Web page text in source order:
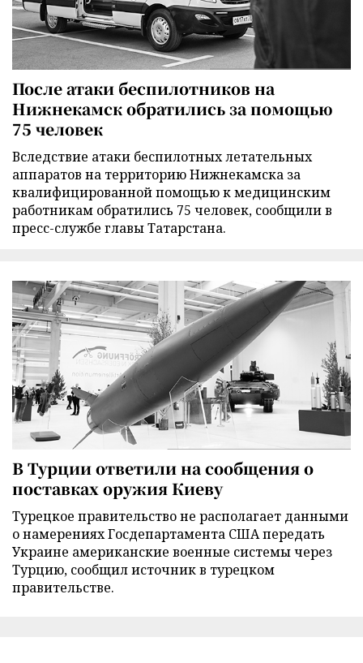
После атаки беспилотников на
Нижнекамск обратились за помощью
75 человек
Вследствие атаки беспилотных летательных
аппаратов на территорию Нижнекамска за
квалифицированной помощью к медицинским
работникам обратились 75 человек, сообщили в
пресс-службе главы Татарстана.
В Турции ответили на сообщения о
поставках оружия Киеву
Турецкое правительство не располагает данными
о намерениях Госдепартамента США передать
Украине американские военные системы через
Турцию, сообщил источник в турецком
правительстве.